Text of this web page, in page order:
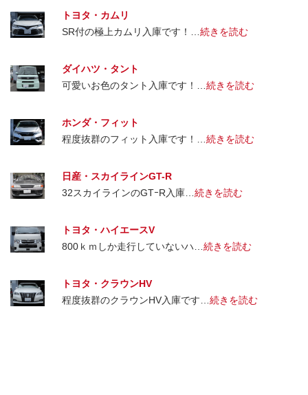
トヨタ・カムリ
SR付の極上カムリ入庫です！… 続きを読む
ダイハツ・タント
可愛いお色のタント入庫です！… 続きを読む
ホンダ・フィット
程度抜群のフィット入庫です！… 続きを読む
日産・スカイラインGT-R
32スカイラインのGTｰR入庫… 続きを読む
トヨタ・ハイエースV
800ｋｍしか走行していないハ… 続きを読む
トヨタ・クラウンHV
程度抜群のクラウンHV入庫です… 続きを読む